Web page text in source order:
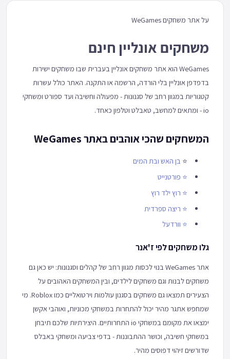
על אתר משחקים WeGames
משחקים אונליין חינם
WeGames הוא אתר משחקים אונליין בעברית שבו משחקים ישירות
בדפדפן אונליין בלי הורדה, הרשמה או התקנה. האתר כולל עשרות
קטגוריות במגוון רחב של סגנונות - מפעולה וחשיבה ועד ספורט ומשחקי
io - ומתאים למחשב, טאבלט וטלפון כאחד.
המשחקים שהכי אוהבים באתר WeGames
⭐ בן האש ובת המים
⭐ פורטנייט
⭐ רוץ ילד רוץ
⭐ ריצה ספרדית
⭐ וורדעל
גלו משחקים לפי ז'אנר
אתר WeGames בנוי לכסות מגוון רחב של קהלים וסגנונות: יש כאן גם
משחקים לבנות וגם משחקים לילדים, ובין המשחקים האהובים על
הצעירים תמצאו גם משחקים בסגנון עולמות וירטואליים כמו Roblox. מי
שמחפש אתגר מהיר יכול להתחרות במשחקי מכוניות, ואוהבי אקשן
ימצאו את מקומם במשחקי io התחרותיים. היצירתיות שלכם תיבחן
במשחקי חשיבה, וכושר ההתבוננות - בדפי צביעה ומשחקי באבלס
שדורשים זיהוי דפוסים מהיר.